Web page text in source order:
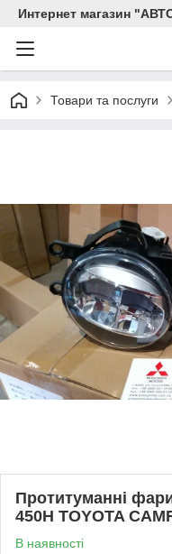
Интернет магазин
Товари та послуги
Протитуманні
450H TOYOTA
В наявності